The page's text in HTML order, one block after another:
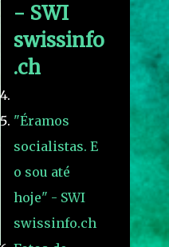
- SWI
swissinfo
.ch
"Éramos
socialistas. E
o sou até
hoje" - SWI
swissinfo.ch